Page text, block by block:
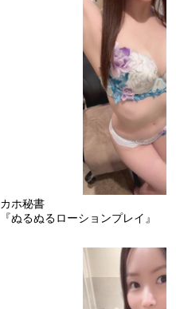
カホ秘書
『ぬるぬるローションプレイ』